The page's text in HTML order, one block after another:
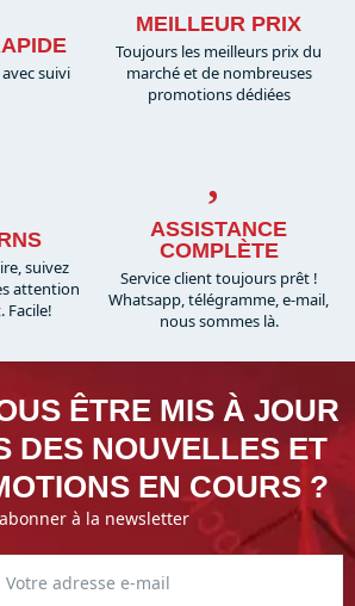
suivi
MEILLEUR PRIX
Toujours les meilleurs prix du
marché et de nombreuses
promotions dédiées
suivez
attention
Facile!
ASSISTANCE
COMPLÈTE
Service client toujours prêt !
Whatsapp, télégramme, e-mail,
nous sommes là.​
ÊTRE MIS À JOUR
DES NOUVELLES ET
EN COURS ?
à la newsletter